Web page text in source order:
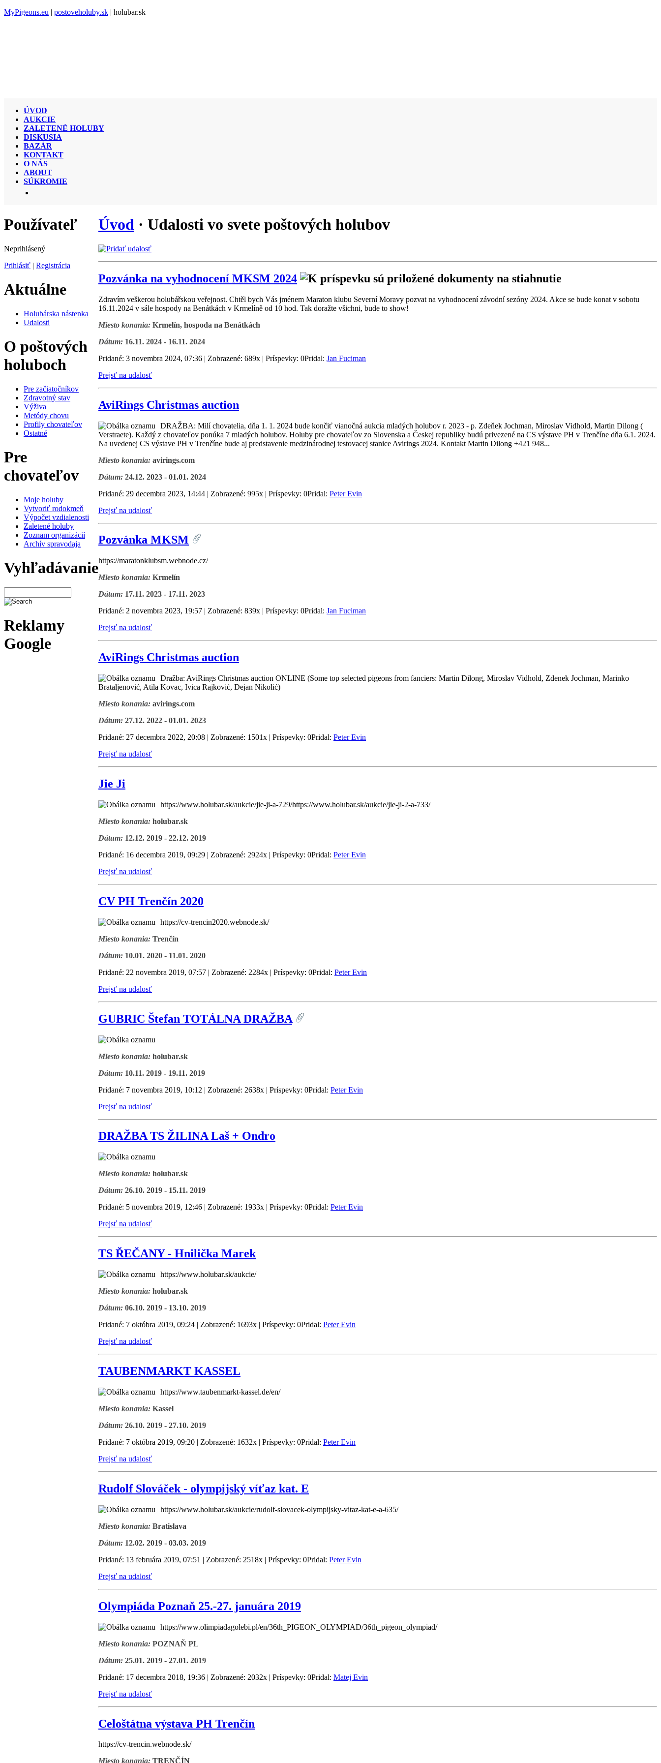
MyPigeons.eu | postoveholuby.sk | holubar.sk
ÚVOD
AUKCIE
ZALETENÉ HOLUBY
DISKUSIA
BAZÁR
KONTAKT
O NÁS
ABOUT
SÚKROMIE
Používateľ
Neprihlásený
Prihlásiť | Registrácia
Aktuálne
Holubárska nástenka
Udalosti
O poštových
holuboch
Pre začiatočníkov
Zdravotný stav
Výživa
Metódy chovu
Profily chovateľov
Ostatné
Pre
chovateľov
Moje holuby
Vytvoriť rodokmeň
Výpočet vzdialenosti
Zaletené holuby
Zoznam organizácií
Archív spravodaja
Vyhľadávanie
Reklamy
Google
Úvod · Udalosti vo svete poštových holubov
Pozvánka na vyhodnocení MKSM 2024
Zdravím veškerou holubářskou veřejnost. Chtěl bych Vás jménem Maraton klubu Severní Moravy pozvat na vyhodnocení závodní sezóny 2024. Akce se bude konat v sobotu
16.11.2024 v sále hospody na Benátkách v Krmelíně od 10 hod. Tak doražte všichni, bude to show!
Miesto konania: Krmelín, hospoda na Benátkách
Dátum: 16.11. 2024 - 16.11. 2024
Pridané: 3 novembra 2024, 07:36 | Zobrazené: 689x | Príspevky: 0Pridal: Jan Fuciman
Prejsť na udalosť
AviRings Christmas auction
DRAŽBA: Milí chovatelia, dňa 1. 1. 2024 bude končiť vianočná aukcia mladých holubov r. 2023 - p. Zdeňek Jochman, Miroslav Vidhold, Martin Dilong (
Verstraete). Každý z chovateľov ponúka 7 mladých holubov. Holuby pre chovateľov zo Slovenska a Českej republiky budú privezené na CS výstave PH v Trenčíne dňa 6.1. 2024.
Na uvedenej CS výstave PH v Trenčíne bude aj predstavenie medzinárodnej testovacej stanice Avirings 2024. Kontakt Martin Dilong +421 948...
Miesto konania: avirings.com
Dátum: 24.12. 2023 - 01.01. 2024
Pridané: 29 decembra 2023, 14:44 | Zobrazené: 995x | Príspevky: 0Pridal: Peter Evin
Prejsť na udalosť
Pozvánka MKSM
https://maratonklubsm.webnode.cz/
Miesto konania: Krmelín
Dátum: 17.11. 2023 - 17.11. 2023
Pridané: 2 novembra 2023, 19:57 | Zobrazené: 839x | Príspevky: 0Pridal: Jan Fuciman
Prejsť na udalosť
AviRings Christmas auction
Dražba: AviRings Christmas auction ONLINE (Some top selected pigeons from fanciers: Martin Dilong, Miroslav Vidhold, Zdenek Jochman, Marinko
Brataljenović, Atila Kovac, Ivica Rajković, Dejan Nikolić)
Miesto konania: avirings.com
Dátum: 27.12. 2022 - 01.01. 2023
Pridané: 27 decembra 2022, 20:08 | Zobrazené: 1501x | Príspevky: 0Pridal: Peter Evin
Prejsť na udalosť
Jie Ji
https://www.holubar.sk/aukcie/jie-ji-a-729/https://www.holubar.sk/aukcie/jie-ji-2-a-733/
Miesto konania: holubar.sk
Dátum: 12.12. 2019 - 22.12. 2019
Pridané: 16 decembra 2019, 09:29 | Zobrazené: 2924x | Príspevky: 0Pridal: Peter Evin
Prejsť na udalosť
CV PH Trenčín 2020
https://cv-trencin2020.webnode.sk/
Miesto konania: Trenčín
Dátum: 10.01. 2020 - 11.01. 2020
Pridané: 22 novembra 2019, 07:57 | Zobrazené: 2284x | Príspevky: 0Pridal: Peter Evin
Prejsť na udalosť
GUBRIC Štefan TOTÁLNA DRAŽBA
Miesto konania: holubar.sk
Dátum: 10.11. 2019 - 19.11. 2019
Pridané: 7 novembra 2019, 10:12 | Zobrazené: 2638x | Príspevky: 0Pridal: Peter Evin
Prejsť na udalosť
DRAŽBA TS ŽILINA Laš + Ondro
Miesto konania: holubar.sk
Dátum: 26.10. 2019 - 15.11. 2019
Pridané: 5 novembra 2019, 12:46 | Zobrazené: 1933x | Príspevky: 0Pridal: Peter Evin
Prejsť na udalosť
TS ŘEČANY - Hnilička Marek
https://www.holubar.sk/aukcie/
Miesto konania: holubar.sk
Dátum: 06.10. 2019 - 13.10. 2019
Pridané: 7 októbra 2019, 09:24 | Zobrazené: 1693x | Príspevky: 0Pridal: Peter Evin
Prejsť na udalosť
TAUBENMARKT KASSEL
https://www.taubenmarkt-kassel.de/en/
Miesto konania: Kassel
Dátum: 26.10. 2019 - 27.10. 2019
Pridané: 7 októbra 2019, 09:20 | Zobrazené: 1632x | Príspevky: 0Pridal: Peter Evin
Prejsť na udalosť
Rudolf Slováček - olympijský víťaz kat. E
https://www.holubar.sk/aukcie/rudolf-slovacek-olympijsky-vitaz-kat-e-a-635/
Miesto konania: Bratislava
Dátum: 12.02. 2019 - 03.03. 2019
Pridané: 13 februára 2019, 07:51 | Zobrazené: 2518x | Príspevky: 0Pridal: Peter Evin
Prejsť na udalosť
Olympiáda Poznaň 25.-27. januára 2019
https://www.olimpiadagolebi.pl/en/36th_PIGEON_OLYMPIAD/36th_pigeon_olympiad/
Miesto konania: POZNAŇ PL
Dátum: 25.01. 2019 - 27.01. 2019
Pridané: 17 decembra 2018, 19:36 | Zobrazené: 2032x | Príspevky: 0Pridal: Matej Evin
Prejsť na udalosť
Celoštátna výstava PH Trenčín
https://cv-trencin.webnode.sk/
Miesto konania: TRENČÍN